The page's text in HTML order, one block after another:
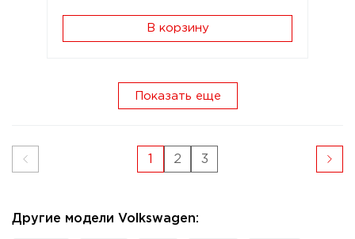
В корзину
Показать еще
1 2 3
Другие модели Volkswagen: